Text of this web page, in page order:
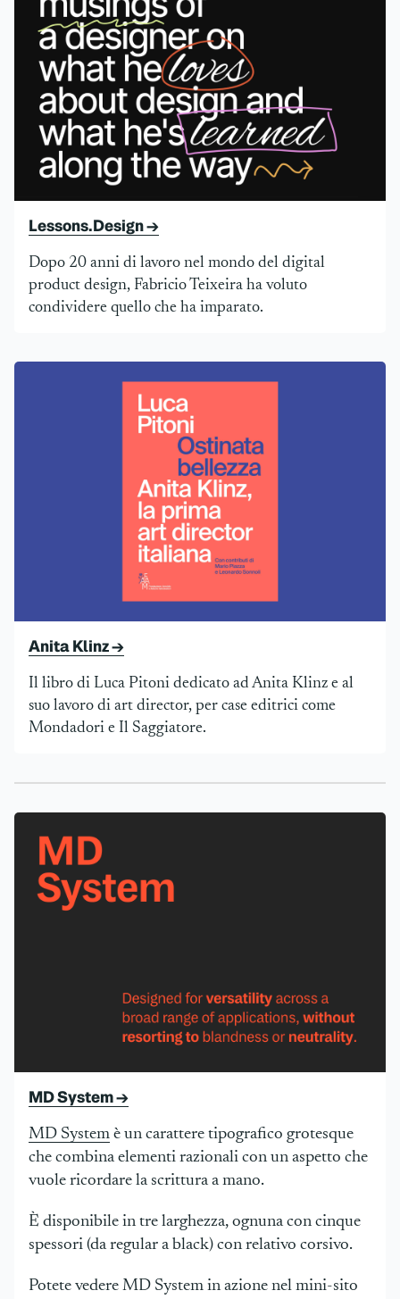
Lessons.Design →
Dopo 20 anni di lavoro nel mondo del digital
product design, Fabricio Teixeira ha voluto
condividere quello che ha imparato.
Anita Klinz →
Il libro di Luca Pitoni dedicato ad Anita Klinz e al
suo lavoro di art director, per case editrici come
Mondadori e Il Saggiatore.
Anita Klinz
MD System →
MD System è un carattere tipografico grotesque
che combina elementi razionali con un aspetto che
vuole ricordare la scrittura a mano.
È disponibile in tre larghezza, ognuna con cinque
spessori (da regular a black) con relativo corsivo.
Potete vedere MD System in azione nel mini-sito